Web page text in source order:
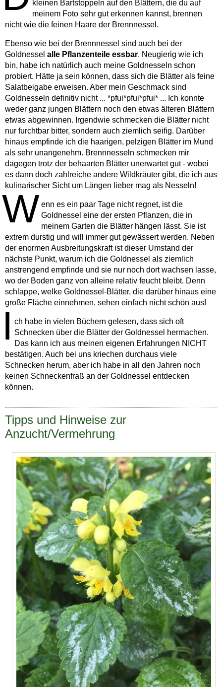
kleinen Bartstoppeln auf den Blättern, die du auf
meinem Foto sehr gut erkennen kannst, brennen
nicht wie die feinen Haare der Brennnessel.
Ebenso wie bei der Brennnessel sind auch bei der
Goldnessel alle Pflanzenteile essbar. Neugierig wie ich
bin, habe ich natürlich auch meine Goldnesseln schon
probiert. Hätte ja sein können, dass sich die Blätter als feine
Salatbeigabe erweisen. Aber mein Geschmack sind
Goldnesseln definitiv nicht ... *pfui*pfui*pfui* ... Ich konnte
weder ganz jungen Blättern noch den etwas älteren Blättern
etwas abgewinnen. Irgendwie schmecken die Blätter nicht
nur furchtbar bitter, sondern auch ziemlich seifig. Darüber
hinaus empfinde ich die haarigen, pelzigen Blätter im Mund
als sehr unangenehm. Brennnesseln schmecken mir
dagegen trotz der behaarten Blätter unerwartet gut - wobei
es dann doch zahlreiche andere Wildkräuter gibt, die ich aus
kulinarischer Sicht um Längen lieber mag als Nesseln!
W enn es ein paar Tage nicht regnet, ist die
Goldnessel eine der ersten Pflanzen, die in
meinem Garten die Blätter hängen lässt. Sie ist
extrem durstig und will immer gut gewässert werden. Neben
der enormen Ausbreitungskraft ist dieser Umstand der
nächste Punkt, warum ich die Goldnessel als ziemlich
anstrengend empfinde und sie nur noch dort wachsen lasse,
wo der Boden ganz von alleine relativ feucht bleibt. Denn
schlappe, welke Goldnessel-Blätter, die darüber hinaus eine
große Fläche einnehmen, sehen einfach nicht schön aus!
I ch habe in vielen Büchern gelesen, dass sich oft
Schnecken über die Blätter der Goldnessel hermachen.
Das kann ich aus meinen eigenen Erfahrungen NICHT
bestätigen. Auch bei uns kriechen durchaus viele
Schnecken herum, aber ich habe in all den Jahren noch
keinen Schneckenfraß an der Goldnessel entdecken
können.
Tipps und Hinweise zur
Anzucht/Vermehrung